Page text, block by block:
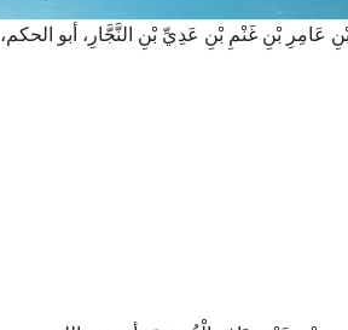
بْنِ غَنْمِ بْنِ عَدِيِّ بْنِ النَّجَّارِ، أبو الحكم،